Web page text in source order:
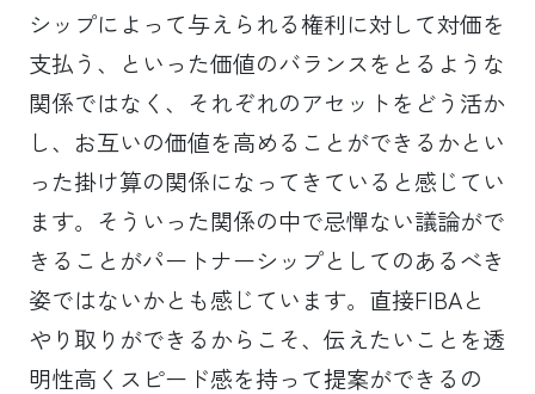
シップによって与えられる権利に対して対価を
支払う、といった価値のバランスをとるような
関係ではなく、それぞれのアセットをどう活か
し、お互いの価値を高めることができるかとい
った掛け算の関係になってきていると感じてい
ます。そういった関係の中で忌憚ない議論がで
きることがパートナーシップとしてのあるべき
姿ではないかとも感じています。直接FIBAと
やり取りができるからこそ、伝えたいことを透
明性高くスピード感を持って提案ができるの